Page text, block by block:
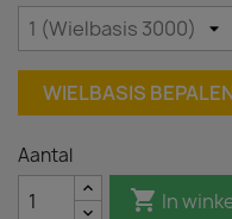
WIELBASIS
Aantal
 In